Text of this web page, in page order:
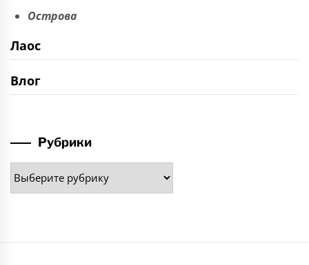
Острова
Лаос
Влог
Рубрики
Рубрики